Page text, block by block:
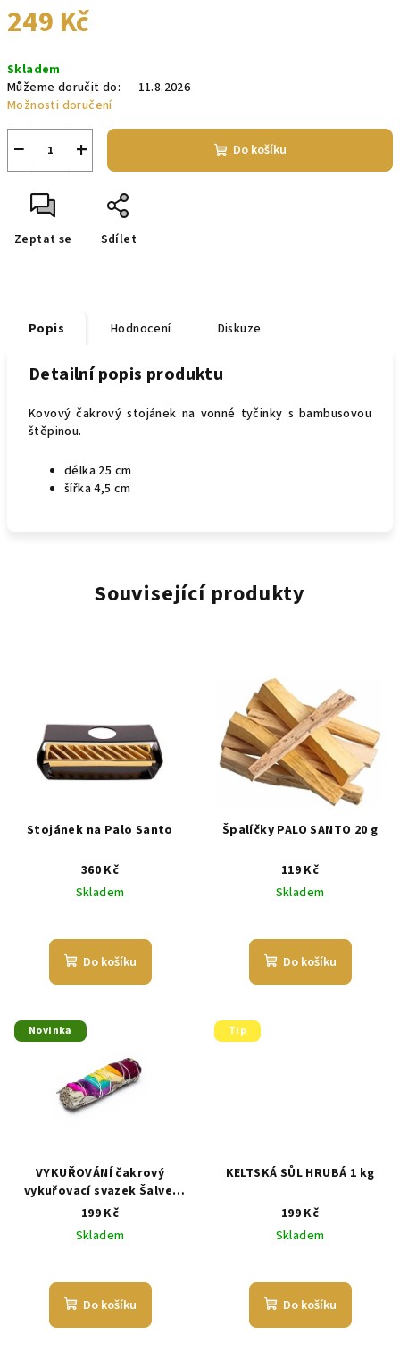
249 Kč
cena:
Skladem
Můžeme doručit do:
11.8.2026
Možnosti doručení
+
− Do košíku
Zeptat se Sdílet
Popis Hodnocení Diskuze
Detailní popis produktu
Kovový čakrový stojánek na vonné tyčinky s bambusovou
štěpinou.
délka 25 cm
šířka 4,5 cm
Související produkty
Stojánek na Palo Santo
360 Kč
Skladem
Do košíku
Špalíčky PALO SANTO 20 g
119 Kč
Skladem
Do košíku
Novinka
VYKUŘOVÁNÍ čakrový
vykuřovací svazek Šalvej
Bílá
199 Kč
Skladem
Do košíku
Tip
KELTSKÁ SŮL HRUBÁ 1 kg
199 Kč
Skladem
hodnocení
produktu
Do košíku